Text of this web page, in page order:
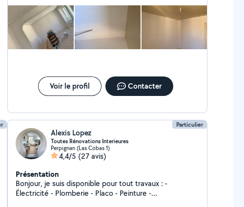
Voir le profil Contacter
Particulier
Alexis Lopez
Toutes Rénovations Interieures
Perpignan (Las Cobas 1)
4,4/5 (27 avis)
Présentation
Bonjour, je suis disponible pour tout travaux : -
Électricité - Plomberie - Placo - Peinture -